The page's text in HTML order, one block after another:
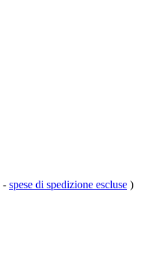
- spese di spedizione escluse )